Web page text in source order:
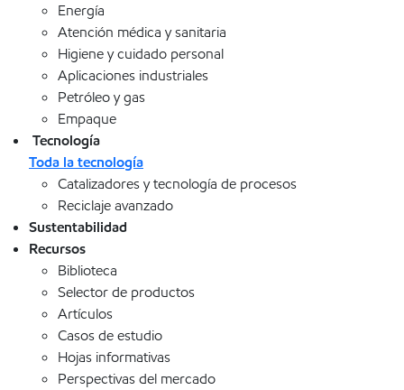
Energía
Atención médica y sanitaria
Higiene y cuidado personal
Aplicaciones industriales
Petróleo y gas
Empaque
Tecnología
Toda la tecnología
Catalizadores y tecnología de procesos
Reciclaje avanzado
Sustentabilidad
Recursos
Biblioteca
Selector de productos
Artículos
Casos de estudio
Hojas informativas
Perspectivas del mercado